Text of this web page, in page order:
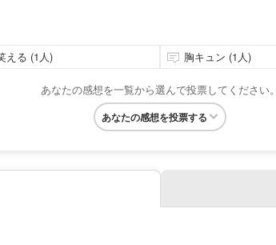
える (1人) 胸キュン (1人)
あなたの感想を一覧から選んで投票してください。
あなたの感想を投票する